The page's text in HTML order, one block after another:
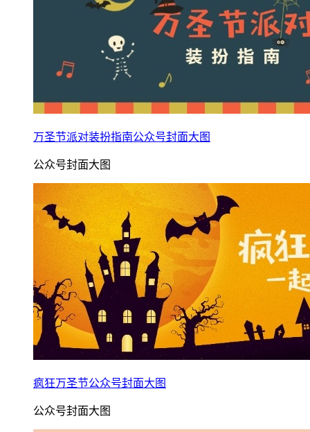
万圣节派对装扮指南公众号封面大图
公众号封面大图
疯狂万圣节公众号封面大图
公众号封面大图